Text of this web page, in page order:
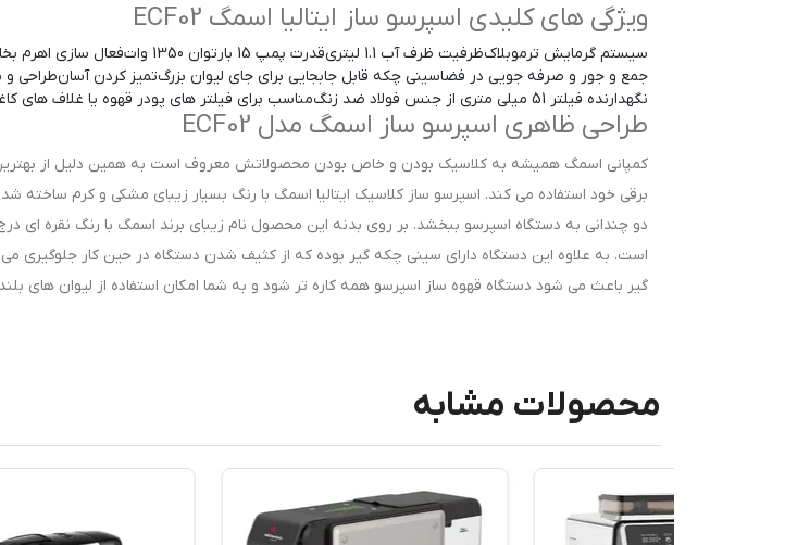
ویژگی های کلیدی اسپرسو ساز ایتالیا اسمگ ECF02
سیستم گرمایش ترموبلاکظرفیت ظرف آب 1.1 لیتری قدرت پمپ 15 بار توان 1350 وات فعال سازی اهرم
جمع و جور و صرفه جویی در فضاسینی چکه قابل جابجایی برای جای لیوان بزرگتمیز کردن آسانطراحی و
نگهدارنده فیلتر 51 میلی متری از جنس فولاد ضد زنگ
مناسب برای فیلتر های پودر قهوه یا غلاف های
طراحی ظاهری اسپرسو ساز اسمگ مدل ECF02
کمپانی اسمگ همیشه به کلاسیک بودن و خاص بودن محصولاتش معروف است به همین دلیل از
برقی خود استفاده می کند. اسپرسو ساز کلاسیک ایتالیا اسمگ با رنگ بسیار زیبای مشکی و کرم ساخته
دو چندانی به دستگاه اسپرسو ببخشد. بر روی بدنه این محصول نام زیبای برند اسمگ با رنگ نقره ای
است. به علاوه این دستگاه دارای سینی چکه گیر بوده که از کثیف شدن دستگاه در حین کار جلوگیری
گیر باعث می شود دستگاه قهوه ساز اسپرسو همه کاره تر شود و به شما امکان استفاده از لیوان های
محصولات مشابه